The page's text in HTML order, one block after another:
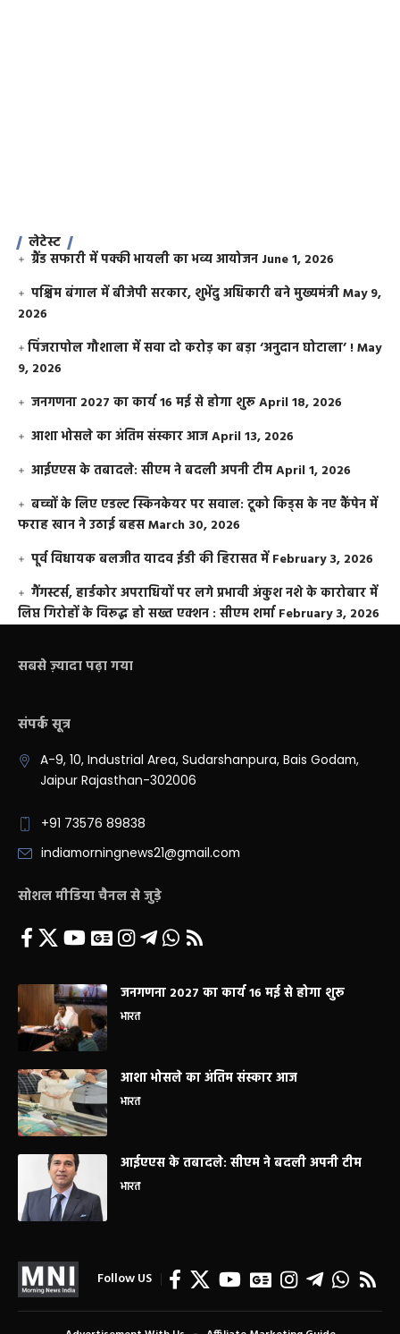
लेटेस्ट
ग्रैंड सफारी में पक्की भायली का भव्य आयोजन June 1, 2026
पश्चिम बंगाल में बीजेपी सरकार, शुभेंदु अधिकारी बने मुख्यमंत्रीMay 9,
2026
​पिंजरापोल गौशाला में सवा दो करोड़ का बड़ा ‘अनुदान घोटाला’ !May
9, 2026
जनगणना 2027 का कार्य 16 मई से होगा शुरूApril 18, 2026
आशा भोसले का अंतिम संस्कार आजApril 13, 2026
आईएएस के तबादले: सीएम ने बदली अपनी टीमApril 1, 2026
बच्चों के लिए एडल्ट स्किनकेयर पर सवाल: टूको किड्स के नए कैंपेन में
फराह खान ने उठाई बहसMarch 30, 2026
पूर्व विधायक बलजीत यादव ईडी की हिरासत में February 3, 2026
गैंगस्टर्स, हार्डकोर अपराधियों पर लगे प्रभावी अंकुश नशे के कारोबार में
लिप्त गिरोहों के विरूद्ध हो सख्त एक्शन : सीएम शर्मा February 3, 2026
सबसे ज़्यादा पढ़ा गया
संपर्क सूत्र
A-9, 10, Industrial Area, Sudarshanpura, Bais Godam,
Jaipur Rajasthan-302006
+91 73576 89838
indiamorningnews21@gmail.com
सोशल मीडिया चैनल से जुड़े
जनगणना 2027 का कार्य 16 मई से होगा शुरू
भारत
आशा भोसले का अंतिम संस्कार आज
भारत
आईएएस के तबादले: सीएम ने बदली अपनी टीम
भारत
Follow US